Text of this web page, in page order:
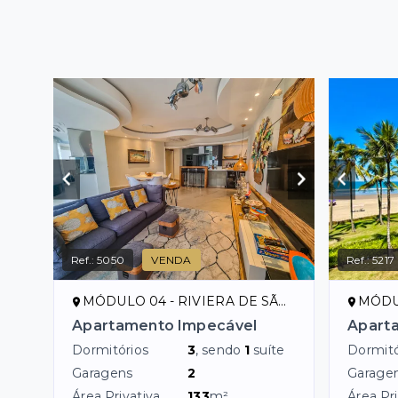
Ref.:5050 VENDA
MÓDULO 04 - RIVIERA DE SÃO LOURENÇO/SP
Apartamento Impecável
Dormitórios 3, sendo 1 suíte
Garagens
2
Ref.:5217